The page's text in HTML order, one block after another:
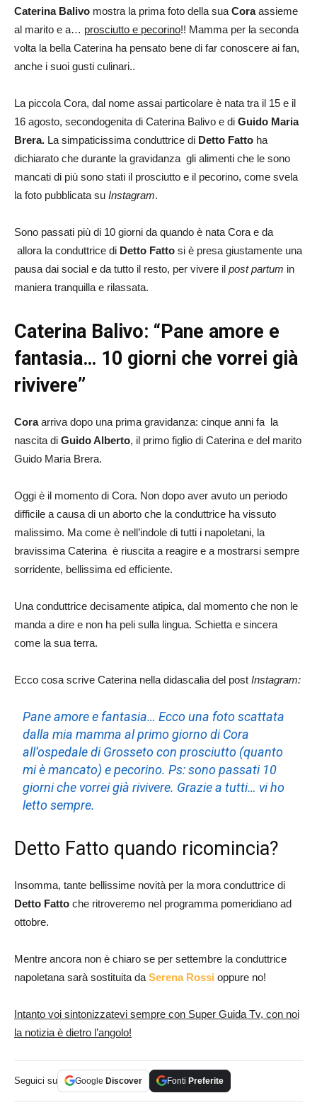
Caterina Balivo mostra la prima foto della sua Coraassieme
al marito e a… prosciutto e pecorino!! Mamma per la seconda
volta la bella Caterina ha pensato bene di far conoscere ai fan,
anche i suoi gusti culinari..
La piccola Cora, dal nome assai particolare è nata tra il 15 e il
16 agosto, secondogenita di Caterina Balivo e di Guido Maria
Brera. La simpaticissima conduttrice di Detto Fatto ha
dichiarato che durante la gravidanza gli alimenti che le sono
mancati di più sono stati il prosciutto e il pecorino, come svela
la foto pubblicata su Instagram.
Sono passati più di 10 giorni da quando è nata Cora e da
allora la conduttrice di Detto Fatto si è presa giustamente una
pausa dai social e da tutto il resto, per vivere il post partum in
maniera tranquilla e rilassata.
Caterina Balivo: “Pane amore e
fantasia… 10 giorni che vorrei già
rivivere”
Coraarriva dopo una prima gravidanza: cinque anni fa la
nascita di Guido Alberto, il primo figlio di Caterina e del marito
Guido Maria Brera.
Oggi è il momento di Cora. Non dopo aver avuto un periodo
difficile a causa di un aborto che la conduttrice ha vissuto
malissimo. Ma come è nell’indole di tutti i napoletani, la
bravissima Caterina è riuscita a reagire e a mostrarsi sempre
sorridente, bellissima ed efficiente.
Una conduttrice decisamente atipica, dal momento che non le
manda a dire e non ha peli sulla lingua. Schietta e sincera
come la sua terra.
Ecco cosa scrive Caterina nella didascalia del post Instagram:
Pane amore e fantasia… Ecco una foto scattata
dalla mia mamma al primo giorno di Cora
all’ospedale di Grosseto con prosciutto (quanto
mi è mancato) e pecorino. Ps: sono passati 10
giorni che vorrei già rivivere. Grazie a tutti… vi ho
letto sempre.
Detto Fatto quando ricomincia?
Insomma, tante bellissime novità per la mora conduttrice di
Detto Fatto che ritroveremo nel programma pomeridiano ad
ottobre.
Mentre ancora non è chiaro se per settembre la conduttrice
napoletana sarà sostituita da Serena Rossi oppure no!
Intanto voi sintonizzatevi sempre con Super Guida Tv, con noi
la notizia è dietro l’angolo!
Seguici su Google Discover Fonti Preferite